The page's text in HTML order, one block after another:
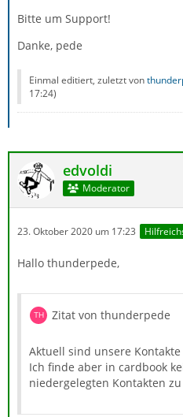
Bitte um Support!
Danke, pede
Einmal editiert, zuletzt von
17:24)
edvoldi
Moderator
23. Oktober 2020 um 17:23
Hallo thunderpede,
Zitat von thunderpede
Aktuell sind unsere
Ich finde aber in cardbook
niedergelegten Kontakten